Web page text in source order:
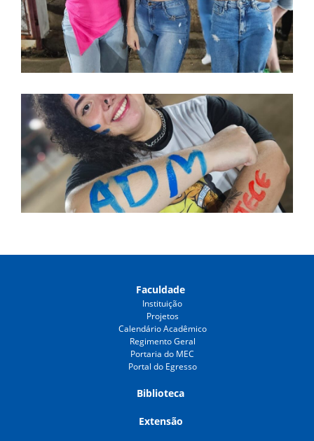
Faculdade
Instituição
Projetos
Calendário Acadêmico
Regimento Geral
Portaria do MEC
Portal do Egresso
Biblioteca
Extensão